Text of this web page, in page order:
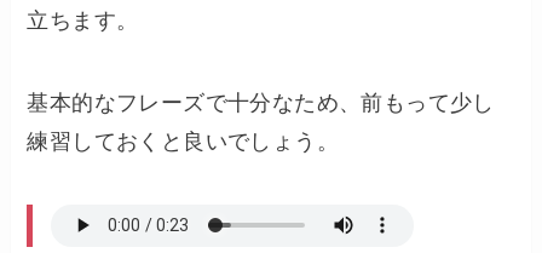
立ちます。
基本的なフレーズで十分なため、前もって少し
練習しておくと良いでしょう。